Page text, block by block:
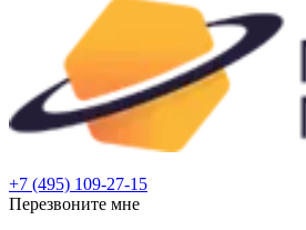
+7 (495) 109-27-15
Перезвоните мне